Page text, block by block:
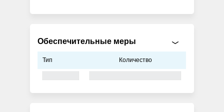
Обеспечительные меры
Тип Количество